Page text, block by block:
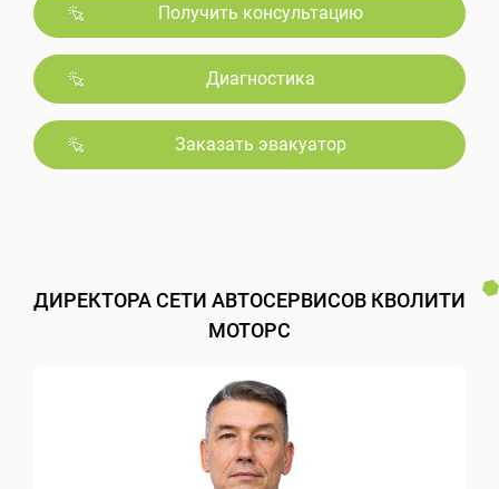
Получить консультацию
Диагностика
Заказать эвакуатор
ДИРЕКТОРА СЕТИ АВТОСЕРВИСОВ КВОЛИТИ
МОТОРС